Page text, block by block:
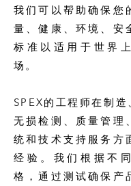
我们可以帮助确保您
量、健康、环境、安
标准以适用于世界
场。
SPEX的工程师在制造
无损检测、质量管理
统和技术支持服务方
经验。我们根据不
格，通过测试确保产